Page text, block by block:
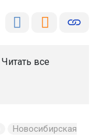
Читать все
Новосибирская